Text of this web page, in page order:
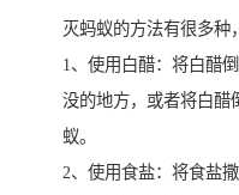
灭蚂蚁的方法有很多种
1、使用白醋：将白醋
没的地方，或者将白醋
蚁。
2、使用食盐：将食盐